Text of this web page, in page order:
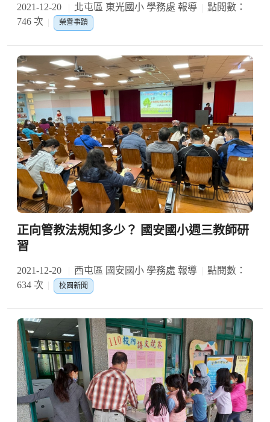
2021-12-20 北屯區 東光國小 學務處 報導
點閱數：
746 次
榮譽事蹟
正向管教法規知多少？ 國安國小週三教師研
習
2021-12-20 西屯區 國安國小 學務處 報導
點閱數：
634 次
校園新聞